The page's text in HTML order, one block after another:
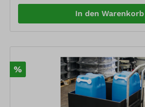
In den Warenkorb
%